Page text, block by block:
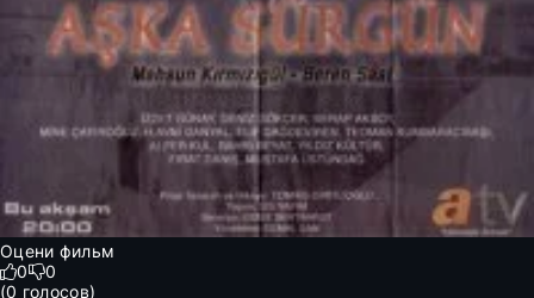
Оцени фильм
0
0
(0 голосов)